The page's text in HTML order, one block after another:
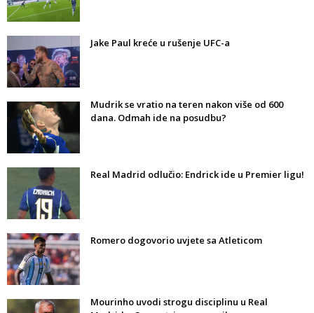
Jake Paul kreće u rušenje UFC-a
Mudrik se vratio na teren nakon više od 600
dana. Odmah ide na posudbu?
Real Madrid odlučio: Endrick ide u Premier ligu!
Romero dogovorio uvjete sa Atleticom
Mourinho uvodi strogu disciplinu u Real